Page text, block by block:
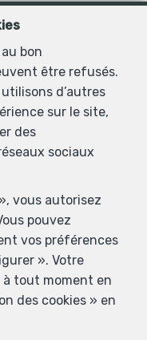
par email de
notification.
dans ce
buts mentionnés ci-
en accord avec la
en
l’adresse
bon
être refusés.
d’autres
sur le site,
des
sociaux
vous autorisez
pouvez
vos préférences
». Votre
tout moment en
des cookies » en